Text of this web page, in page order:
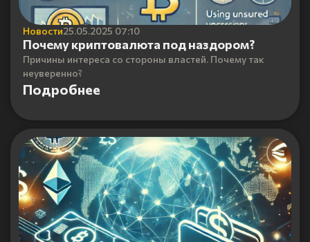
Новости25.05.2025 07:10
Почему криптовалюта под наздором?
Причины интереса со стороны властей. Почему так
неуверенно?
Подробнее